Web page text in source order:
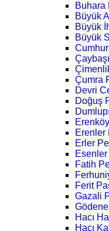
Buhara
Büyük
Büyük
Büyük
Çumra
Devri
Doğuş
Erenler
Erler
Fatih
Ferit
Gazali
Hacı
Hacı